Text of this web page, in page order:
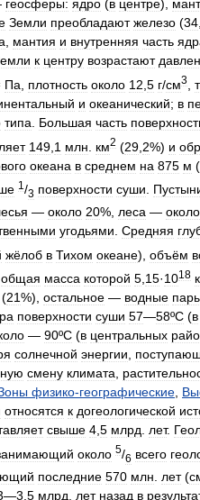
геосферы: ядро (в центре),
Земли преобладают железо (34,
, мантия и внутренняя часть
к центру возрастают
Па плотность около 12 5 г/см3
и океанический; в
типа Большая часть
149 1 млн км2 (29 2%) и
океана в среднем на 875 м (
1 /3 поверхности суши.
— около 20%, леса — около
угодьями Средняя
жёлоб в Тихом океане), объём
общая масса которой 5,15·1018
(21%), остальное — водные
поверхности суши 57—58ºC (в
— 90ºC (в центральных
солнечной энергии,
смену климата,
физико-географические,
относятся к догеологической
свыше 4,5 млрд. лет.
около 5/6 всего
последние 570 млн лет(
—3 5 млрд лет назад в